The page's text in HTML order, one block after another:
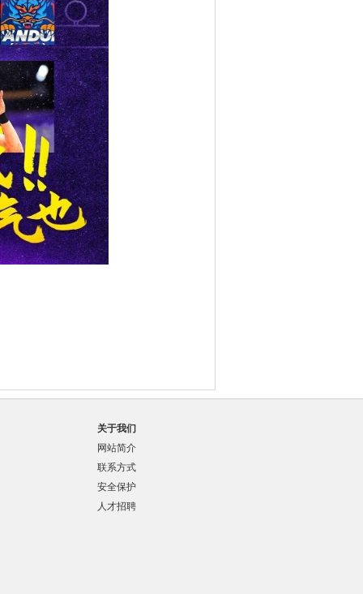
关于我们
网站简介
联系方式
安全保护
人才招聘